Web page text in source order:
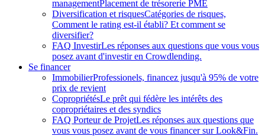
managementPlacement de trésorerie PME
Diversification et risquesCatégories de risques,
Comment le rating est-il établi? Et comment se
diversifier?
FAQ InvestirLes réponses aux questions que vous vous
posez avant d'investir en Crowdlending.
Se financer
ImmobilierProfessionels, financez jusqu'à 95% de votre
prix de revient
CopropriétésLe prêt qui fédère les intérêts des
copropriétaires et des syndics
FAQ Porteur de ProjetLes réponses aux questions que
vous vous posez avant de vous financer sur Look&Fin.